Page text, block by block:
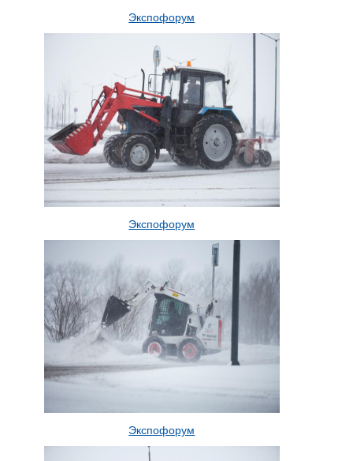
Экспофорум
Экспофорум
Экспофорум